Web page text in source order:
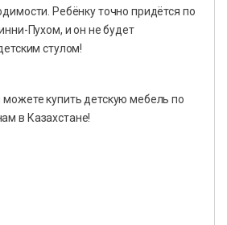
Ребёнку точно придётся по
Пухом, и он не будет
стулом!
купить детскую мебель по
в Казахстане!